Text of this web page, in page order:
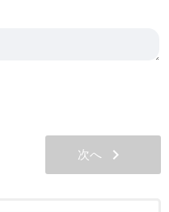
次へ chevron_right